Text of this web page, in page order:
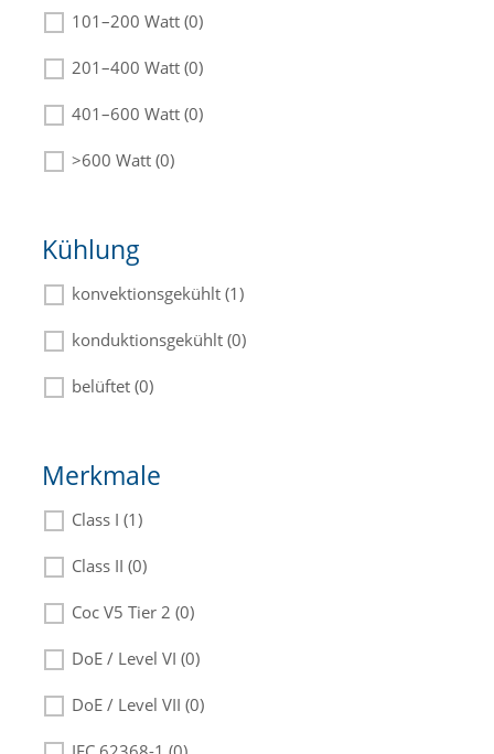
101–200 Watt (0)
201–400 Watt (0)
401–600 Watt (0)
>600 Watt (0)
Kühlung
konvektionsgekühlt (1)
konduktionsgekühlt (0)
belüftet (0)
Merkmale
Class I (1)
Class II (0)
Coc V5 Tier 2 (0)
DoE / Level VI (0)
DoE / Level VII (0)